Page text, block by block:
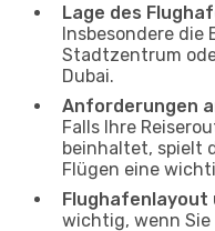
Lage des
Insbesondere die
Stadtzentrum
Dubai.
Anforderungen
Falls Ihre
beinhaltet, spielt
Flügen eine
Flughafenlayout
wichtig, wenn Sie